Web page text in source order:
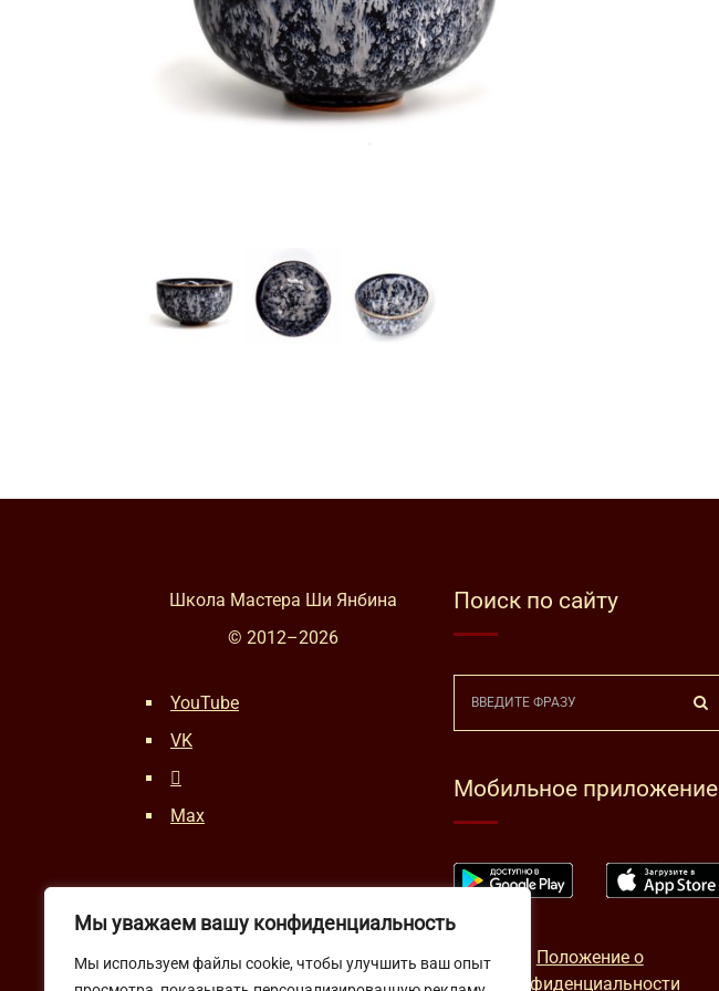
Мы уважаем вашу конфиденциальность
Мы используем файлы cookie, чтобы улучшить ваш опыт
Школа Мастера Ши Янбина
© 2012–2026
YouTube
VK
Max
Поиск по сайту
Мобильное приложение
Положение о
конфиденциальности